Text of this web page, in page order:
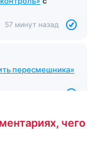
9/12
пересмешника»
чего